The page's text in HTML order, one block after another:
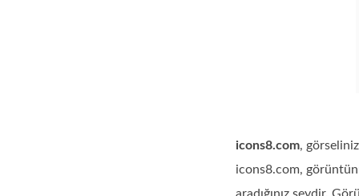
icons8.com,
icons8.com,